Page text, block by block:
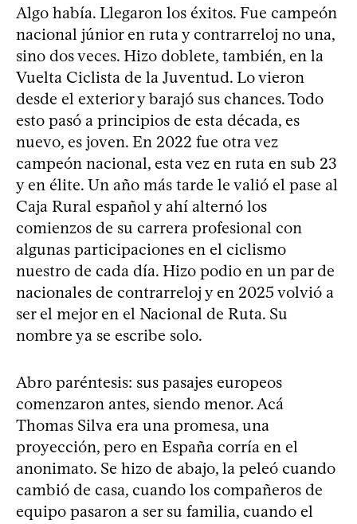
Algo había. Llegaron los éxitos. Fue campeón
nacional júnior en ruta y contrarreloj no una,
sino dos veces. Hizo doblete, también, en la
Vuelta Ciclista de la Juventud. Lo vieron
desde el exterior y barajó sus chances. Todo
esto pasó a principios de esta década, es
nuevo, es joven. En 2022 fue otra vez
campeón nacional, esta vez en ruta en sub 23
y en élite. Un año más tarde le valió el pase al
Caja Rural español y ahí alternó los
comienzos de su carrera profesional con
algunas participaciones en el ciclismo
nuestro de cada día. Hizo podio en un par de
nacionales de contrarreloj y en 2025 volvió a
ser el mejor en el Nacional de Ruta. Su
nombre ya se escribe solo.
Abro paréntesis: sus pasajes europeos
comenzaron antes, siendo menor. Acá
Thomas Silva era una promesa, una
proyección, pero en España corría en el
anonimato. Se hizo de abajo, la peleó cuando
cambió de casa, cuando los compañeros de
equipo pasaron a ser su familia, cuando el